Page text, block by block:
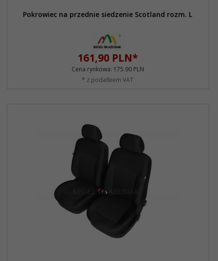
Pokrowiec na przednie siedzenie Scotland rozm. L
161,90 PLN*
Cena rynkowa: 175.90 PLN
* z podatkiem VAT